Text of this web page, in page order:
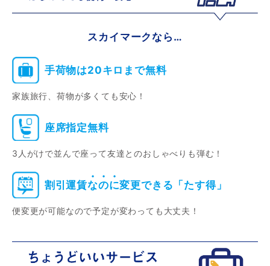
スカイマークなら…
手荷物は20キロまで無料
家族旅行、荷物が多くても安心！
座席指定無料
3人がけで並んで座って友達とのおしゃべりも弾む！
割引運賃なのに変更できる「たす得」
便変更が可能なので予定が変わっても大丈夫！